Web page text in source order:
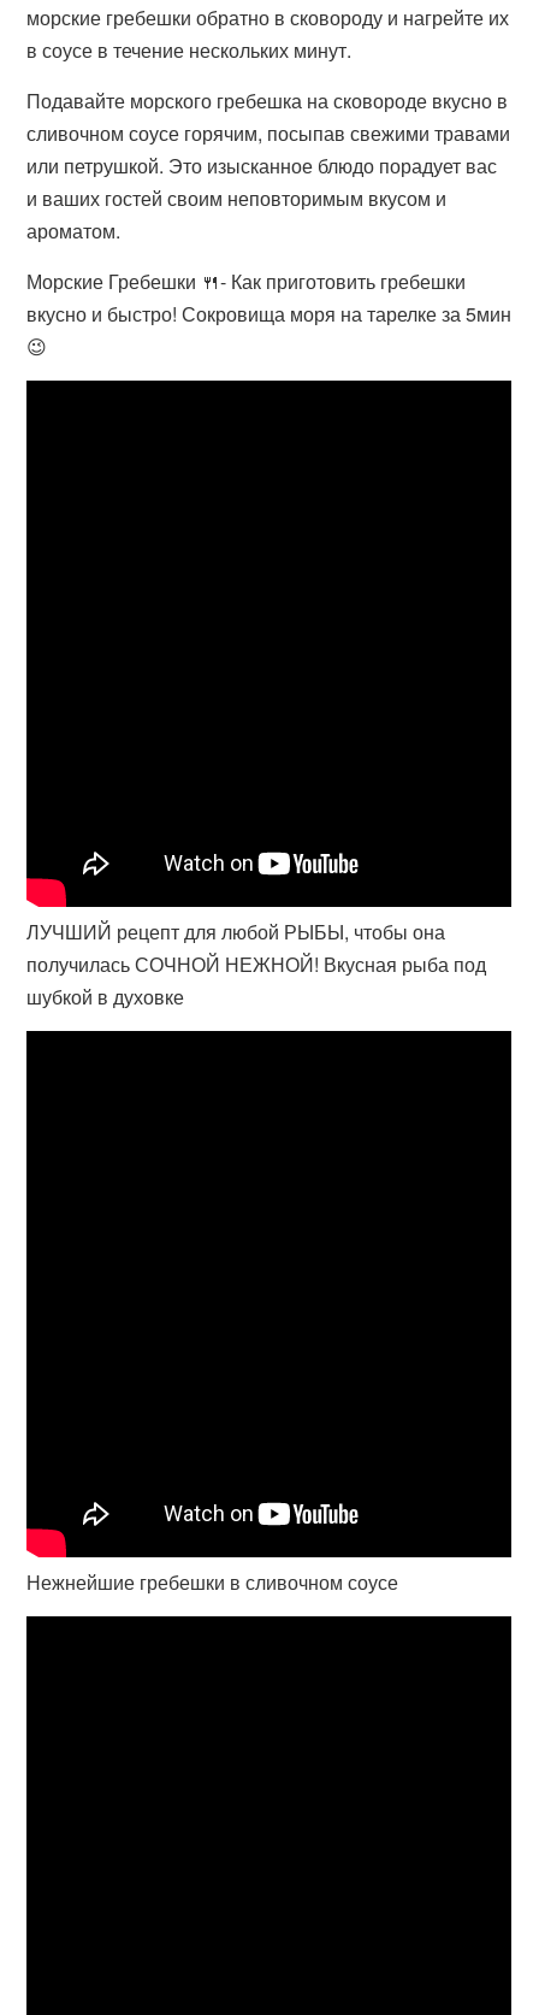
морские гребешки обратно в сковороду и нагрейте их
в соусе в течение нескольких минут.
Подавайте морского гребешка на сковороде вкусно в
сливочном соусе горячим, посыпав свежими травами
или петрушкой. Это изысканное блюдо порадует вас
и ваших гостей своим неповторимым вкусом и
ароматом.
Морские Гребешки 🍴- Как приготовить гребешки
вкусно и быстро! Сокровища моря на тарелке за 5мин
😉
ЛУЧШИЙ рецепт для любой РЫБЫ, чтобы она
получилась СОЧНОЙ НЕЖНОЙ! Вкусная рыба под
шубкой в духовке
Нежнейшие гребешки в сливочном соусе